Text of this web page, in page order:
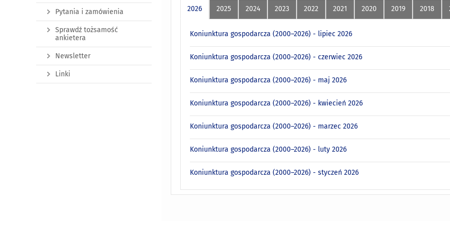
2026 2025 2024 2023 2022 2021 2020 2019 2018
Koniunktura gospodarcza (2000–2026) - lipiec 2026
Koniunktura gospodarcza (2000–2026) - czerwiec 2026
Koniunktura gospodarcza (2000–2026) - maj 2026
Koniunktura gospodarcza (2000–2026) - kwiecień 2026
Koniunktura gospodarcza (2000–2026) - marzec 2026
Koniunktura gospodarcza (2000–2026) - luty 2026
Koniunktura gospodarcza (2000–2026) - styczeń 2026
Pytania i zamówienia
Sprawdź tożsamość
ankietera
Newsletter
Linki